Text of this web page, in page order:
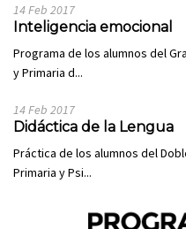
14 Feb 2017
Inteligencia emocional
Programa de los alumnos del
y Primaria d...
14 Feb 2017
Didáctica de la Lengua
Práctica de los alumnos del
Primaria y Psi...